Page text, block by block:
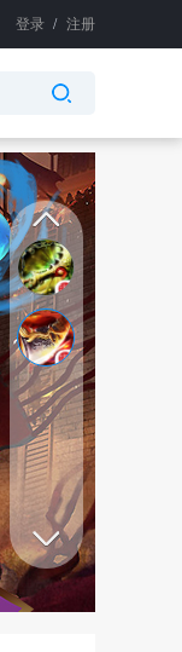
登录 / 注册